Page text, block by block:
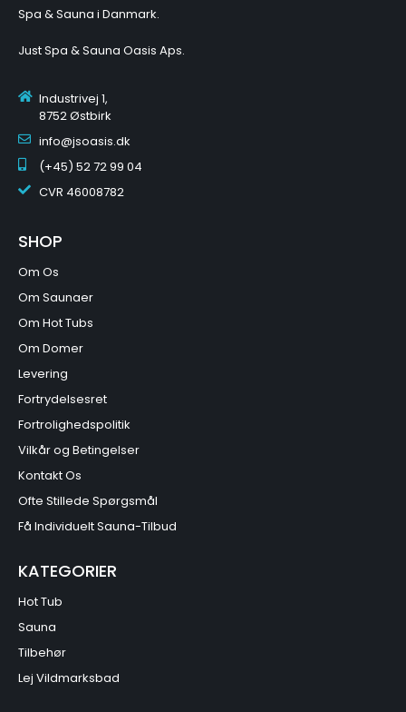
Spa & Sauna i Danmark.
Just Spa & Sauna Oasis Aps.
Industrivej 1,
8752 Østbirk
info@jsoasis.dk
(+45) 52 72 99 04
CVR 46008782
SHOP
Om Os
Om Saunaer
Om Hot Tubs
Om Domer
Levering
Fortrydelsesret
Fortrolighedspolitik
Vilkår og Betingelser
Kontakt Os
Ofte Stillede Spørgsmål
Få Individuelt Sauna-Tilbud
KATEGORIER
Hot Tub
Sauna
Tilbehør
Lej Vildmarksbad